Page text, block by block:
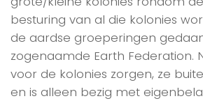
besturing van al die kolonies
de aardse groeperingen
zogenaamde Earth Federation.
voor de kolonies zorgen, ze
en is alleen bezig met